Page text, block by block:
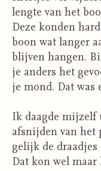
lengte van het
Deze konden
boon wat langer
blijven hangen.
je anders het
je mond. Dat was
Ik daagde
afsnijden van het
gelijk de draadjes
Dat kon wel maar